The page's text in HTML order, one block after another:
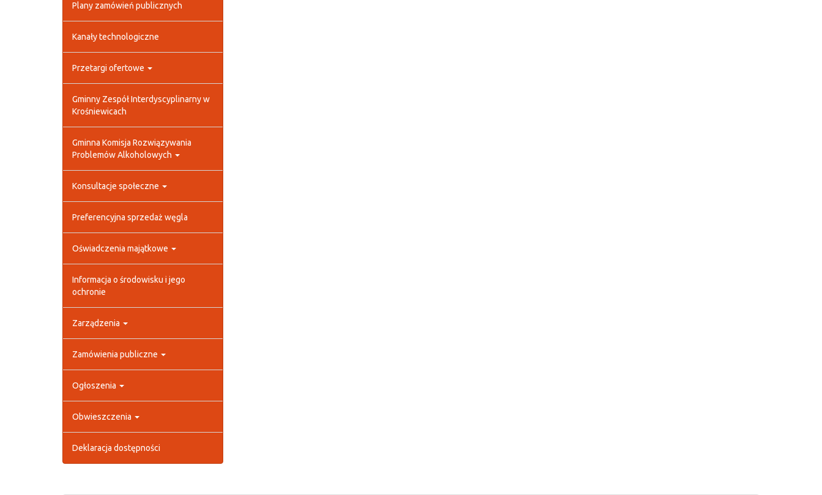
Plany zamówień publicznych
Kanały technologiczne
Przetargi ofertowe
Gminny Zespół Interdyscyplinarny w
Krośniewicach
Gminna Komisja Rozwiązywania
Problemów Alkoholowych
Konsultacje społeczne
Preferencyjna sprzedaż węgla
Oświadczenia majątkowe
Informacja o środowisku i jego
ochronie
Zarządzenia
Zamówienia publiczne
Ogłoszenia
Obwieszczenia
Deklaracja dostępności